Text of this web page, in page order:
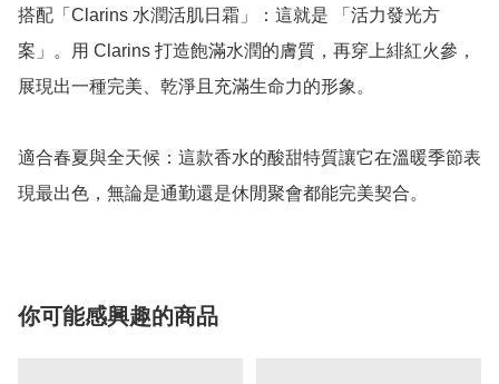
搭配「Clarins 水潤活肌日霜」：這就是 「活力發光方
案」。用 Clarins 打造飽滿水潤的膚質，再穿上緋紅火參，
展現出一種完美、乾淨且充滿生命力的形象。
適合春夏與全天候：這款香水的酸甜特質讓它在溫暖季節表
現最出色，無論是通勤還是休閒聚會都能完美契合。
你可能感興趣的商品